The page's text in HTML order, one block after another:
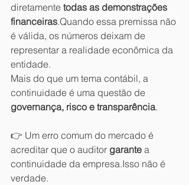
diretamente todas as demonstrações
financeiras.Quando essa premissa não
é válida, os números deixam de
representar a realidade econômica da
entidade.
Mais do que um tema contábil, a
continuidade é uma questão de
governança, risco e transparência.
👉 Um erro comum do mercado é
acreditar que o auditor garante a
continuidade da empresa.Isso não é
verdade.